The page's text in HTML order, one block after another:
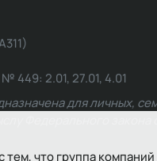
тем, что группа компаний
449: 2.01, 27.01, 4.01
для личных,